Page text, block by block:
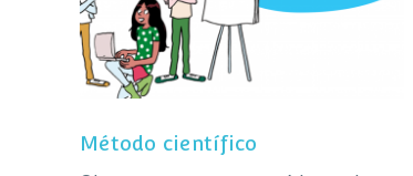
Método científico